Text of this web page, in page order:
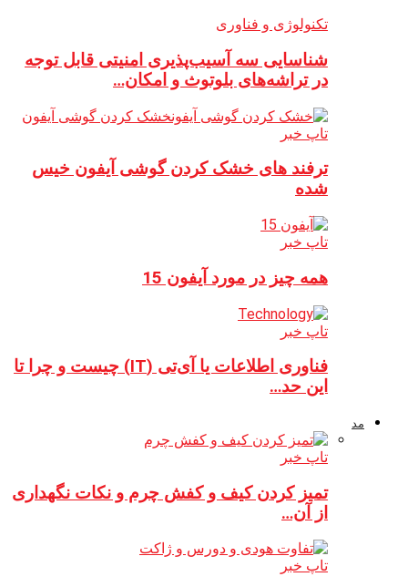
تکنولوژی و فناوری
شناسایی سه آسیب‌پذیری امنیتی قابل توجه
در تراشه‌های بلوتوث و امکان…
تاپ خبر
ترفند های خشک کردن گوشی آیفون خیس
شده
تاپ خبر
همه چیز در مورد آیفون 15
تاپ خبر
فناوری اطلاعات یا آی‌تی (IT) چیست و چرا تا
این حد…
مد
تاپ خبر
تمیز کردن کیف و کفش چرم و نکات نگهداری
از آن…
تاپ خبر